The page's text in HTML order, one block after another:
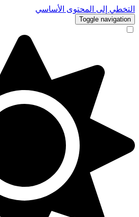
التخطي إلى المحتوى الأساسي
Toggle navigation